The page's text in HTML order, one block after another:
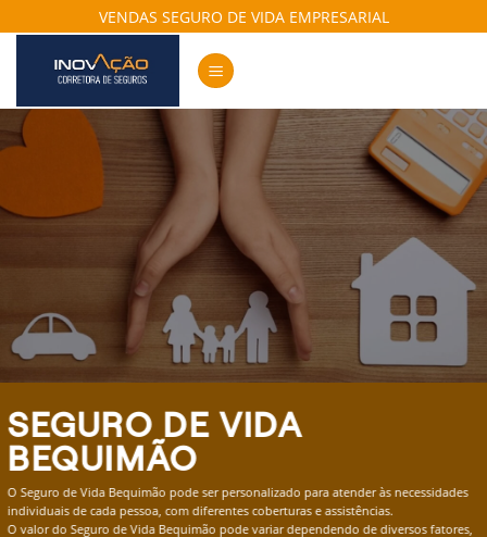
to
content
VENDAS SEGURO DE VIDA EMPRESARIAL
SEGURO DE VIDA
BEQUIMÃO
O Seguro de Vida Bequimão pode ser personalizado para atender às necessidades
individuais de cada pessoa, com diferentes coberturas e assistências.
O valor do Seguro de Vida Bequimão pode variar dependendo de diversos fatores,